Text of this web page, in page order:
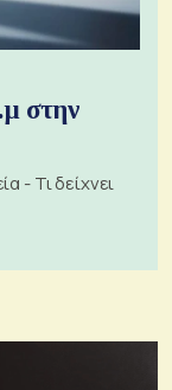
στην
- Τι δείχνει